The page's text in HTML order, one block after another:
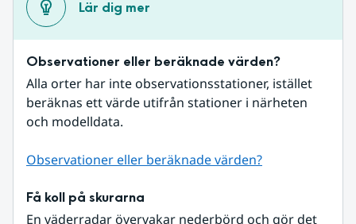
Lär dig mer
Observationer eller beräknade värden?
Alla orter har inte observationsstationer, istället
beräknas ett värde utifrån stationer i närheten
och modelldata.
Observationer eller beräknade värden?
Få koll på skurarna
En väderradar övervakar nederbörd och gör det